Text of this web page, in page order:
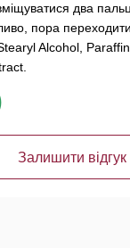
два
пора
Alcohol,
Залишити відгук